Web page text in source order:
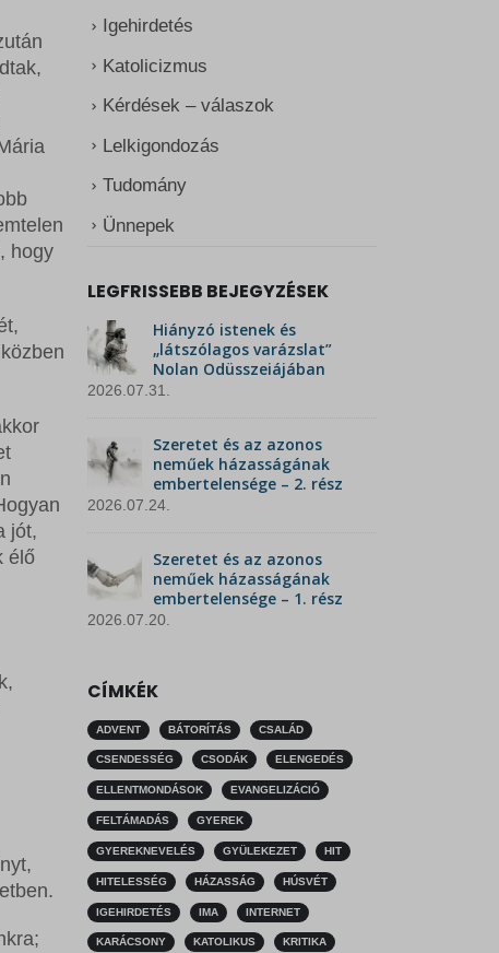
hogy
jót,
élő
Igehirdetés
Katolicizmus
Kérdések – válaszok
Lelkigondozás
Tudomány
Ünnepek
LEGFRISSEBB BEJEGYZÉSEK
Hiányzó istenek és
„látszólagos varázslat”
Nolan Odüsszeiájában
2026.07.31.
Szeretet és az azonos
neműek házasságának
embertelensége – 2. rész
2026.07.24.
Szeretet és az azonos
neműek házasságának
embertelensége – 1. rész
2026.07.20.
CÍMKÉK
ADVENT BÁTORÍTÁS CSALÁD
CSENDESSÉG CSODÁK ELENGEDÉS
ELLENTMONDÁSOK EVANGELIZÁCIÓ
FELTÁMADÁS GYEREK
GYEREKNEVELÉS GYÜLEKEZET HIT
HITELESSÉG HÁZASSÁG HÚSVÉT
IGEHIRDETÉS IMA INTERNET
KARÁCSONY KATOLIKUS KRITIKA